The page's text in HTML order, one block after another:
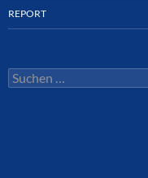
REPORT
Suchen
nach: